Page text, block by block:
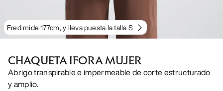
Fred mide 177cm, y lleva puesta la talla S
CHAQUETA IFORA MUJER
Abrigo transpirable e impermeable de corte estructurado
y amplio.